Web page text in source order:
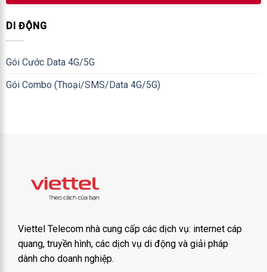
DI ĐỘNG
Gói Cước Data 4G/5G
Gói Combo (Thoại/SMS/Data 4G/5G)
Viettel Telecom nhà cung cấp các dịch vụ: internet cáp
quang, truyền hình, các dịch vụ di động và giải pháp
dành cho doanh nghiệp.